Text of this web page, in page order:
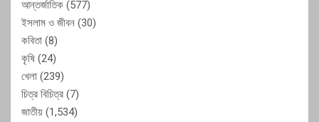
আন্তর্জাতিক (577)
ইসলাম ও জীবন (30)
কবিতা (8)
কৃষি (24)
খেলা (239)
চিত্র বিচিত্র (7)
জাতীয় (1,534)